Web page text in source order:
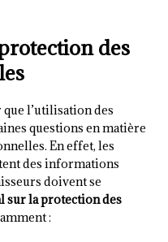
des
l’utilisation des
questions en matière
En effet, les
des informations
doivent se
sur la protection des
: